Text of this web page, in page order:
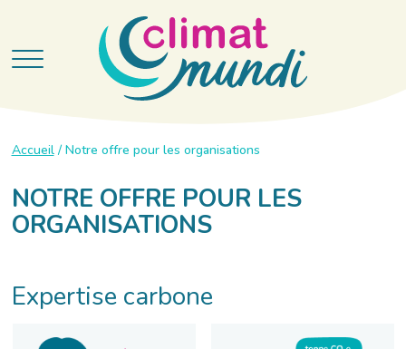
Accueil/ Notre offre pour les organisations
NOTRE OFFRE POUR LES
ORGANISATIONS
Expertise carbone